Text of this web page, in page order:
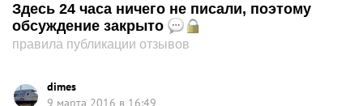
Здесь 24 часа ничего не писали, поэтому
обсуждение закрыто
правила публикации отзывов
dimes
9 марта 2016 в 16:49